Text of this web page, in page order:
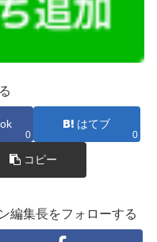
0
はてブ
0
コピー
編集長をフォローする